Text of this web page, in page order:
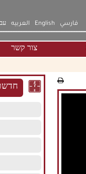
فارسي English العربيه
צור קשר